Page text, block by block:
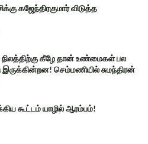
கஜேந்திரகுமார் விடுத்த
கீழே தான் உண்மைகள் பல
இருக்கின்றன! செம்மணியில் சுமந்திரன்
கூட்டம் யாழில் ஆரம்பம்!